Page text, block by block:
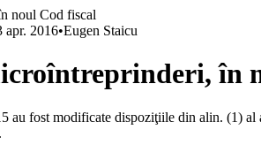
apr. 2016•Eugen Staicu
în
au fost modificate dispoziţiile din alin. (1)